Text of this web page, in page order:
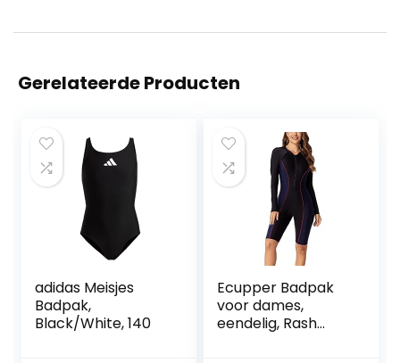
Gerelateerde Producten
adidas Meisjes
Badpak,
Black/White, 140
Ecupper Badpak
voor dames,
eendelig, Rash